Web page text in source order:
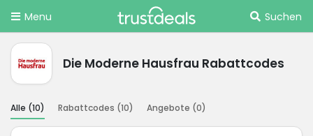
Menu Suchen
Die Moderne Hausfrau Rabattcodes
Alle (10) Rabattcodes (10) Angebote (0)